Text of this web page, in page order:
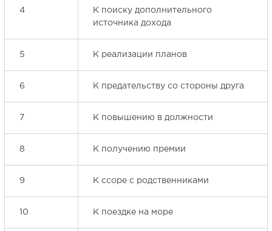
4
К поиску дополнительного
источника дохода
5 К реализации планов
6 К предательству со стороны друга
7 К повышению в должности
8 К получению премии
9 К ссоре с родственниками
10 К поездке на море